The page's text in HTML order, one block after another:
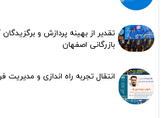
تقدیر از بهینه پردازش و
بازرگانی اصفهان
انتقال تجربه راه اندازی و مدیریت